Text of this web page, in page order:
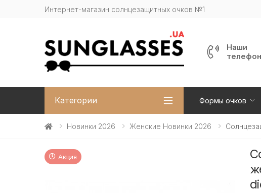
Интернет-магазин солнцезащитных очков №1
Наши
Категории Формы очков
Новинки 2026 Женские Новинки 2026
Акция